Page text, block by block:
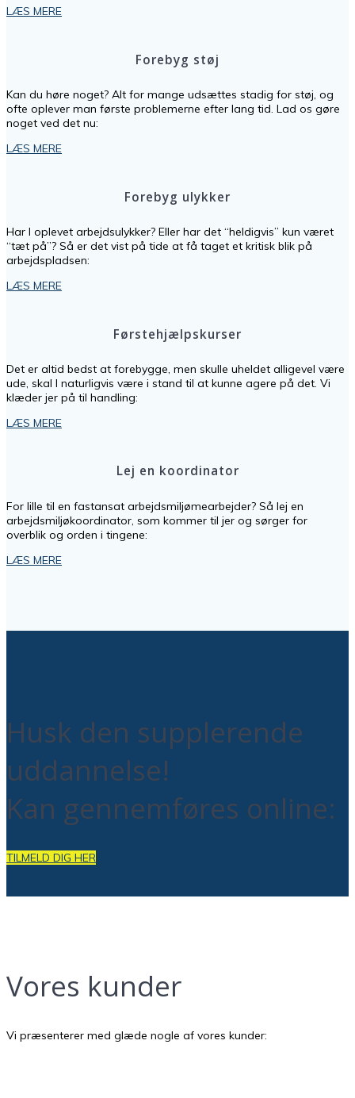
LÆS MERE
Forebyg støj
Kan du høre noget? Alt for mange udsættes stadig for støj, og
ofte oplever man første problemerne efter lang tid. Lad os gøre
noget ved det nu:
LÆS MERE
Forebyg ulykker
Har I oplevet arbejdsulykker? Eller har det “heldigvis” kun været
“tæt på”? Så er det vist på tide at få taget et kritisk blik på
arbejdspladsen:
LÆS MERE
Førstehjælpskurser
Det er altid bedst at forebygge, men skulle uheldet alligevel være
ude, skal I naturligvis være i stand til at kunne agere på det. Vi
klæder jer på til handling:
LÆS MERE
Lej en koordinator
For lille til en fastansat arbejdsmiljømearbejder? Så lej en
arbejdsmiljøkoordinator, som kommer til jer og sørger for
overblik og orden i tingene:
LÆS MERE
Husk den supplerende
uddannelse!
Kan gennemføres online:
TILMELD DIG HER
Vores kunder
Vi præsenterer med glæde nogle af vores kunder: